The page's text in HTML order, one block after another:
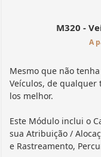
M320 -
A
Mesmo que não
Veículos, de
los melhor.
Este Módulo inclui o
sua Atribuição /
e Rastreamento,